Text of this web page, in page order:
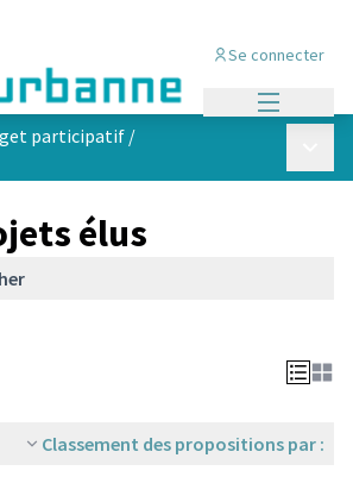
Se connecter
participatif /
élus
Classement des propositions par :